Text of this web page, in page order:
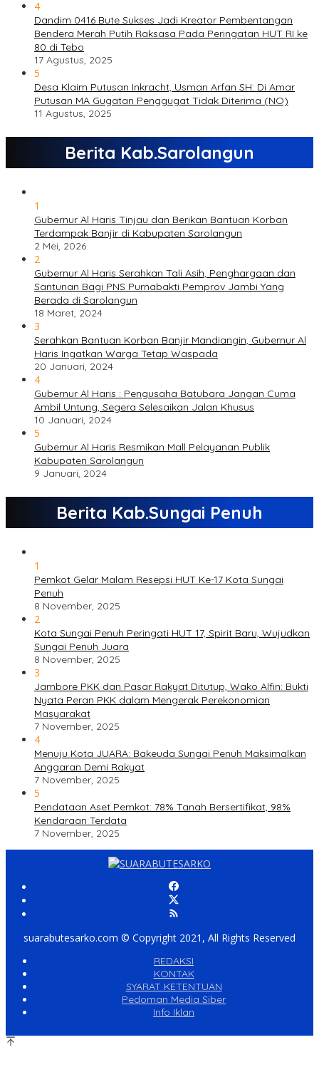
4
Dandim 0416 Bute Sukses Jadi Kreator Pembentangan
Bendera Merah Putih Raksasa Pada Peringatan HUT RI ke
80 di Tebo
17 Agustus, 2025
5
Desa Klaim Putusan Inkracht, Usman Arfan SH: Di Amar
Putusan MA Gugatan Penggugat Tidak Diterima (NO)
11 Agustus, 2025
Berita Kab.Sarolangun
1
Gubernur Al Haris Tinjau dan Berikan Bantuan Korban
Terdampak Banjir di Kabupaten Sarolangun
2 Mei, 2026
2
Gubernur Al Haris Serahkan Tali Asih, Penghargaan dan
Santunan Bagi PNS Purnabakti Pemprov Jambi Yang
Berada di Sarolangun
18 Maret, 2024
3
Serahkan Bantuan Korban Banjir Mandiangin, Gubernur Al
Haris Ingatkan Warga Tetap Waspada
20 Januari, 2024
4
Gubernur Al Haris : Pengusaha Batubara Jangan Cuma
Ambil Untung, Segera Selesaikan Jalan Khusus
10 Januari, 2024
5
Gubernur Al Haris Resmikan Mall Pelayanan Publik
Kabupaten Sarolangun
9 Januari, 2024
Berita Kab.Sungai Penuh
1
Pemkot Gelar Malam Resepsi HUT Ke-17 Kota Sungai
Penuh
8 November, 2025
2
Kota Sungai Penuh Peringati HUT 17, Spirit Baru, Wujudkan
Sungai Penuh Juara
8 November, 2025
3
Jambore PKK dan Pasar Rakyat Ditutup, Wako Alfin: Bukti
Nyata Peran PKK dalam Mengerak Perekonomian
Masyarakat
7 November, 2025
4
Menuju Kota JUARA: Bakeuda Sungai Penuh Maksimalkan
Anggaran Demi Rakyat
7 November, 2025
5
Pendataan Aset Pemkot: 78% Tanah Bersertifikat, 98%
Kendaraan Terdata
7 November, 2025
suarabutesarko.com © Copyright 2021, All Rights Reserved
REDAKSI
KONTAK
SYARAT KETENTUAN
Pedoman Media Siber
Info Iklan